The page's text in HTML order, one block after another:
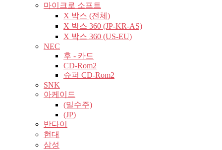
마이크로 소프트
X 박스 (전체)
X 박스 360 (JP-KR-AS)
X 박스 360 (US-EU)
NEC
후 - 카드
CD-Rom2
슈퍼 CD-Rom2
SNK
아케이드
(밀수주)
(JP)
반다이
현대
삼성